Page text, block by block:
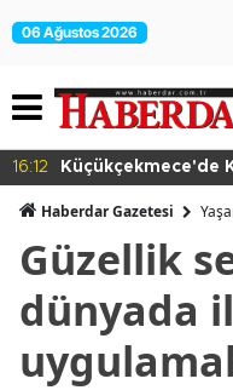
06 Ağustos 2026
16:12 Küçükçekmece'de
Haberdar Gazetesi
Güzellik
dünyada